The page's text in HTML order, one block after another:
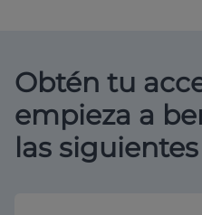
Obtén tu
empieza a
las